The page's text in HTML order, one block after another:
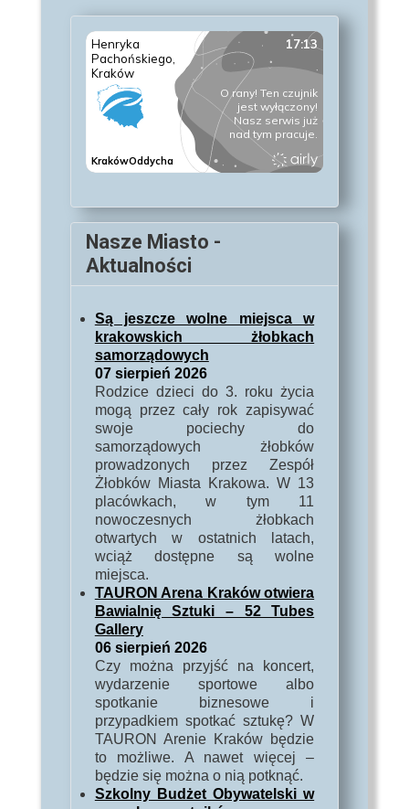
Nasze Miasto -
Aktualności
Są jeszcze wolne miejsca w
krakowskich żłobkach
samorządowych
07 sierpień 2026
Rodzice dzieci do 3. roku życia
mogą przez cały rok zapisywać
swoje pociechy do
samorządowych żłobków
prowadzonych przez Zespół
Żłobków Miasta Krakowa. W 13
placówkach, w tym 11
nowoczesnych żłobkach
otwartych w ostatnich latach,
wciąż dostępne są wolne
miejsca.
TAURON Arena Kraków otwiera
Bawialnię Sztuki – 52 Tubes
Gallery
06 sierpień 2026
Czy można przyjść na koncert,
wydarzenie sportowe albo
spotkanie biznesowe i
przypadkiem spotkać sztukę? W
TAURON Arenie Kraków będzie
to możliwe. A nawet więcej –
będzie się można o nią potknąć.
Szkolny Budżet Obywatelski w